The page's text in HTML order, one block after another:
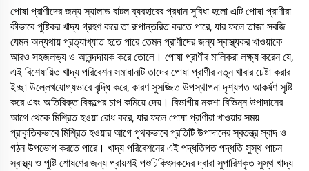
পোষা প্রাণীদের জন্য স্যালাড বাটল ব্যবহারের প্রধান সুবিধা হলো এটি পোষা প্রাণীরা
কীভাবে পুষ্টিকর খাদ্য গ্রহণ করে তা রূপান্তরিত করতে পারে, যার ফলে তাজা সবজি
যেমন অন্যথায় প্রত্যাখ্যাত হতে পারে তেমন প্রাণীদের জন্য স্বাস্থ্যকর খাওয়াকে
আরও সহজলভ্য ও আনন্দদায়ক করে তোলে। পোষা প্রাণীর মালিকরা লক্ষ্য করেন যে,
এই বিশেষায়িত খাদ্য পরিবেশন সমাধানটি তাদের পোষা প্রাণীর নতুন খাবার চেষ্টা করার
ইচ্ছা উল্লেখযোগ্যভাবে বৃদ্ধি করে, কারণ সুসজ্জিত উপস্থাপনা দৃশ্যগত আকর্ষণ সৃষ্টি
করে এবং অতিরিক্ত বিকল্পের চাপ কমিয়ে দেয়। বিভাগীয় নকশা বিভিন্ন উপাদানের
আগে থেকে মিশ্রিত হওয়া রোধ করে, যার ফলে পোষা প্রাণীরা খাওয়ার সময়
প্রাকৃতিকভাবে মিশ্রিত হওয়ার আগে পৃথকভাবে প্রতিটি উপাদানের স্বতন্ত্র স্বাদ ও
গঠন উপভোগ করতে পারে। খাদ্য পরিবেশনের এই পদ্ধতিগত পদ্ধতি সুস্থ পাচন
স্বাস্থ্য ও পুষ্টি শোষণের জন্য প্রায়শই পশুচিকিৎসকদের দ্বারা সুপারিশকৃত সুস্থ খাদ্য